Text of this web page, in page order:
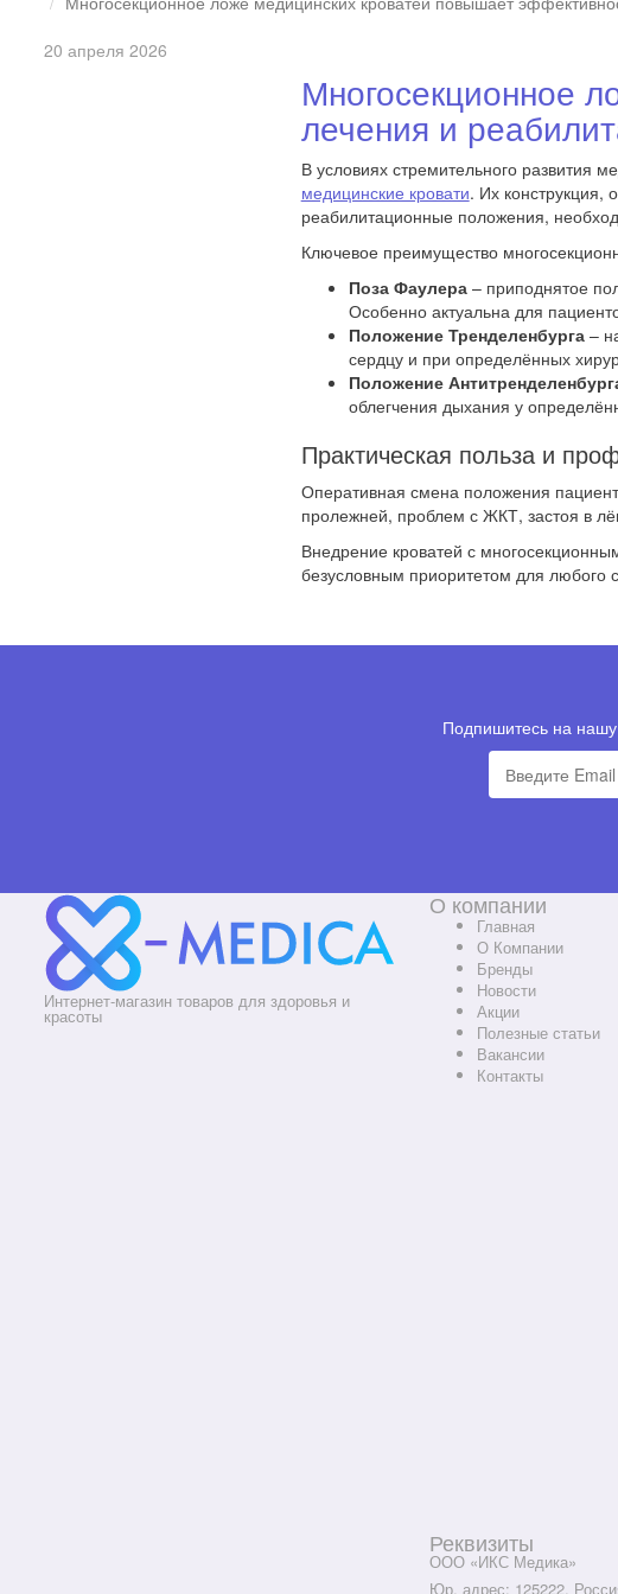
20 апреля 2026
Многосекционное
лечения и
В условиях стремительного развития
медицинские кровати. Их конструкция,
реабилитационные положения,
Ключевое преимущество
Поза Фаулера– приподнятое
Особенно актуальна для
Положение Тренделенбурга–
сердцу и при определённых
Положение
облегчения дыхания у
Практическая польза и
Оперативная смена положения
пролежней, проблем с ЖКТ, застоя в
Внедрение кроватей с
безусловным приоритетом для любого
Подпишитесь на нашу
Интернет-магазин товаров для здоровья и
красоты
О компании
Главная
О Компании
Бренды
Новости
Акции
Полезные статьи
Вакансии
Контакты
Реквизиты
ООО «ИКС Медика»
Юр. адрес: 125222,